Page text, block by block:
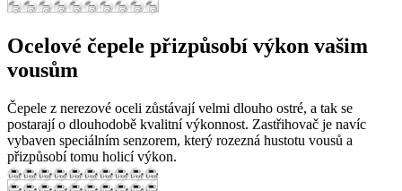
Ocelové čepele přizpůsobí výkon vašim
vousům
Čepele z nerezové oceli zůstávají velmi dlouho ostré, a tak se
postarají o dlouhodobě kvalitní výkonnost. Zastřihovač je navíc
vybaven speciálním senzorem, který rozezná hustotu vousů a
přizpůsobí tomu holicí výkon.